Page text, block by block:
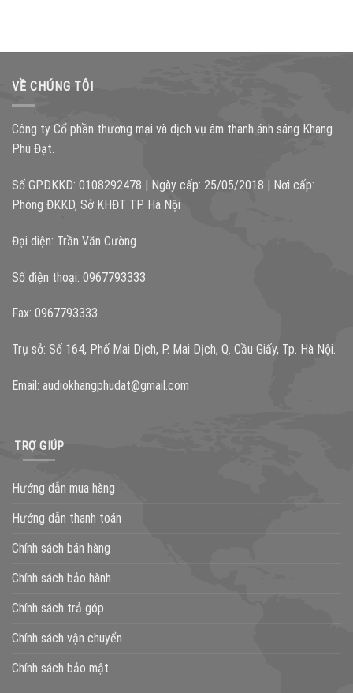
VỀ CHÚNG TÔI
Công ty Cổ phần thương mại và dịch vụ âm thanh ánh sáng Khang
Phú Đạt.
Số GPDKKD: 0108292478 | Ngày cấp: 25/05/2018 | Nơi cấp:
Phòng ĐKKD, Sở KHĐT TP. Hà Nội
Đại diện: Trần Văn Cường
Số điện thoại: 0967793333
Fax: 0967793333
Trụ sở: Số 164, Phố Mai Dịch, P. Mai Dịch, Q. Cầu Giấy, Tp. Hà Nội.
Email: audiokhangphudat@gmail.com
TRỢ GIÚP
Hướng dẫn mua hàng
Hướng dẫn thanh toán
Chính sách bán hàng
Chính sách bảo hành
Chính sách trả góp
Chính sách vận chuyển
Chính sách bảo mật